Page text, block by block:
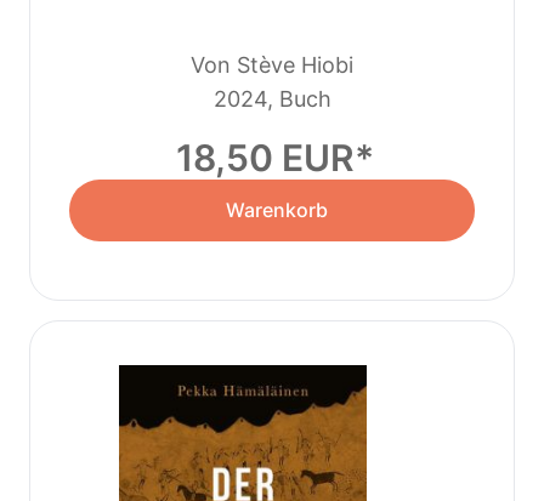
Von Stève Hiobi
2024, Buch
18,50 EUR
Warenkorb